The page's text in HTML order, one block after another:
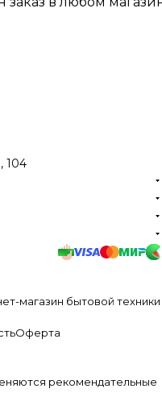
104
магазин бытовой техники
Оферта
рекомендательные